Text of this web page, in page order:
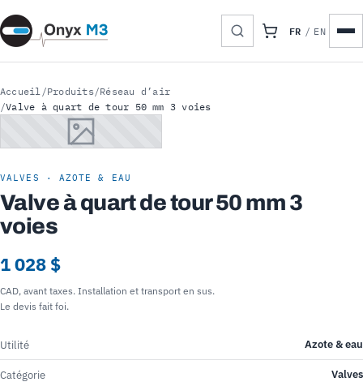
FR / EN
Accueil /Produits/Réseau d’air
/Valve à quart de tour 50 mm 3 voies
VALVES · AZOTE & EAU
Valve à quart de tour 50 mm 3
voies
1 028 $
CAD, avant taxes. Installation et transport en sus.
Le devis fait foi.
Utilité Azote & eau
Catégorie Valves